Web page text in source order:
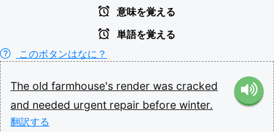
意味を覚える
単語を覚える
このボタンはなに？
The old farmhouse's render was cracked
and needed urgent repair before winter.
翻訳する